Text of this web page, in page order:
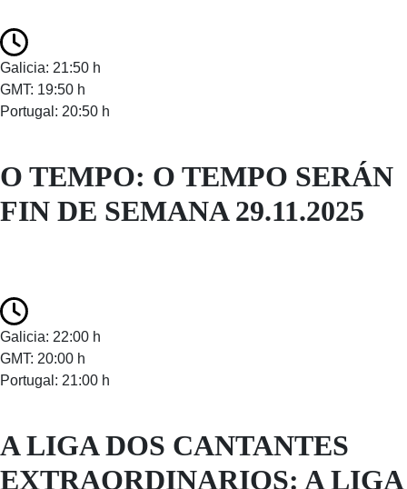
Galicia: 21:50 h
GMT: 19:50 h
Portugal: 20:50 h
O TEMPO: O TEMPO SERÁN
FIN DE SEMANA 29.11.2025
Galicia: 22:00 h
GMT: 20:00 h
Portugal: 21:00 h
A LIGA DOS CANTANTES
EXTRAORDINARIOS: A LIGA